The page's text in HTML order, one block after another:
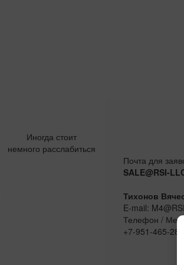
Иногда стоит
немного расслабиться
Почта для
SALE@RSI-
Тихонов
E-mail:
Телефон /
+7-951-465-28-